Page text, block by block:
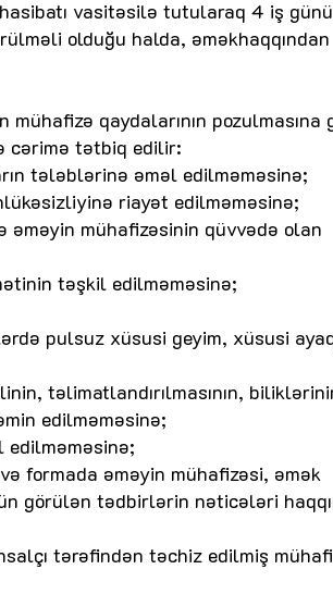
vasitəsilə tutularaq 4 iş günü
olduğu halda, əməkhaqqından
qaydalarının pozulmasına
cərimə tətbiq edilir:
tələblərinə əməl edilməməsinə;
riayət edilməməsinə;
mühafizəsinin qüvvədə olan
təşkil edilməməsinə;
pulsuz xüsusi geyim, xüsusi
təlimatlandırılmasının,
edilməməsinə;
edilməməsinə;
formada əməyin mühafizəsi, əmək
görülən tədbirlərin nəticələri
tərəfindən təchiz edilmiş